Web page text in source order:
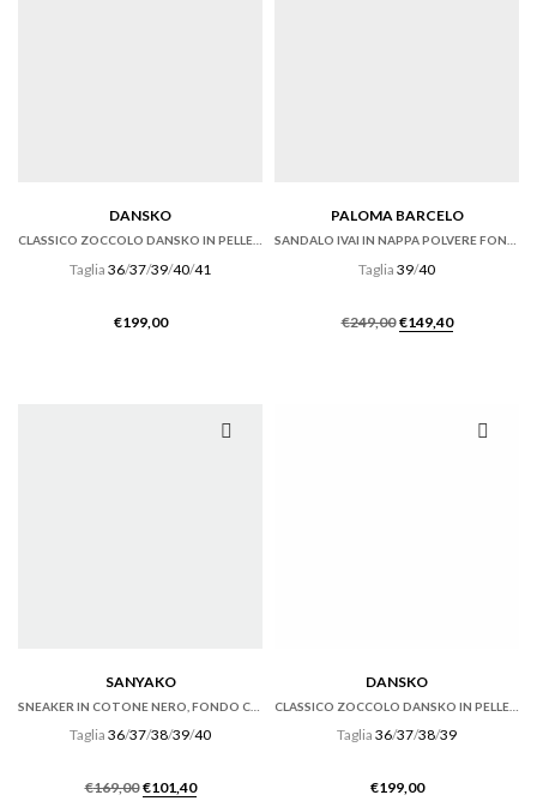
DANSKO
CLASSICO ZOCCOLO DANSKO IN PELLE ANTIQUE BROWN
Taglia 36/37/39/40/41
€199,00
PALOMA BARCELO
SANDALO IVAI IN NAPPA POLVERE FONDO GOMMA
Taglia 39/40
€249,00 Il
€149,40Il
SANYAKO
Taglia 36/37/38/39/40
€169,00 Il
€101,40Il
DANSKO
Taglia 36/37/38/39
€199,00